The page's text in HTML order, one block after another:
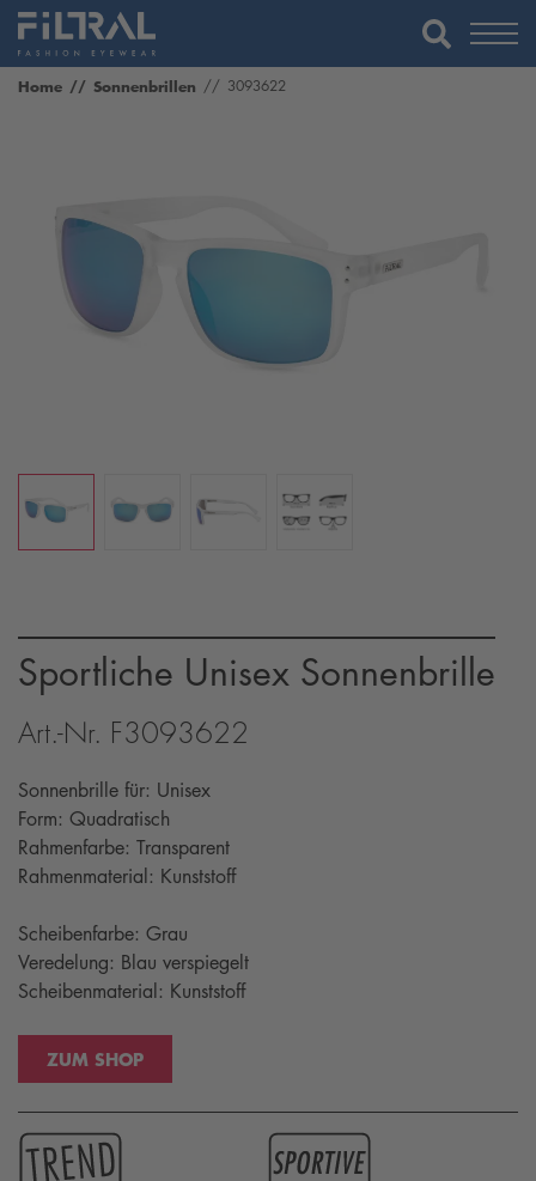
Home Sonnenbrillen 3093622
Sportliche Unisex Sonnenbrille
Art.-Nr. F3093622
Sonnenbrille für: Unisex
Form: Quadratisch
Rahmenfarbe: Transparent
Rahmenmaterial: Kunststoff
Scheibenfarbe: Grau
Veredelung: Blau verspiegelt
Scheibenmaterial: Kunststoff
ZUM SHOP